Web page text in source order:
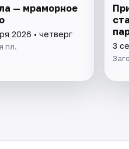
— мраморное
2026 • четверг
пл. 3